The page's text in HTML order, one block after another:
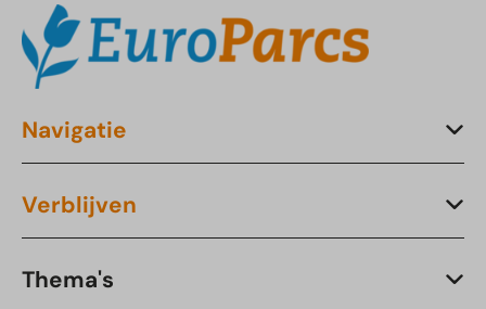
Navigatie
Verblijven
Thema's